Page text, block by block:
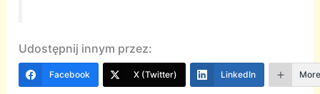
Udostępnij innym przez:
Facebook X (Twitter) LinkedIn